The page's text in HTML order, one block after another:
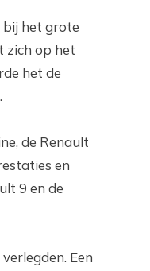
bij het grote
zich op het
het de
de Renault
en
9 en de
Een